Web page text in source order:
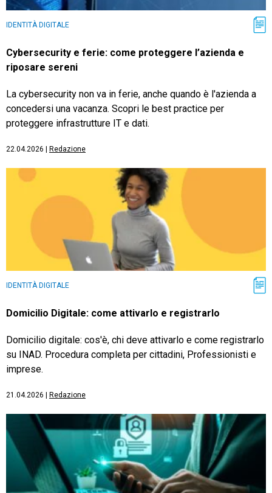
IDENTITÀ DIGITALE
Cybersecurity e ferie: come proteggere l’azienda e
riposare sereni
La cybersecurity non va in ferie, anche quando è l'azienda a
concedersi una vacanza. Scopri le best practice per
proteggere infrastrutture IT e dati.
22.04.2026 Redazione
IDENTITÀ DIGITALE
Domicilio Digitale: come attivarlo e registrarlo
Domicilio digitale: cos'è, chi deve attivarlo e come registrarlo
su INAD. Procedura completa per cittadini, Professionisti e
imprese.
21.04.2026 Redazione